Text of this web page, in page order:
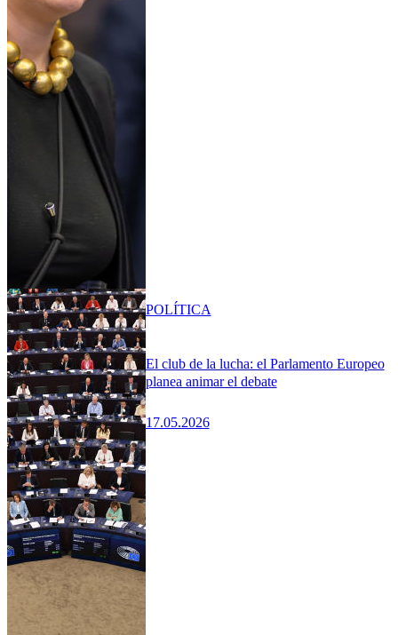
El club de la lucha: el Parlamento Europeo
planea animar el debate
17.05.2026
POLÍTICA